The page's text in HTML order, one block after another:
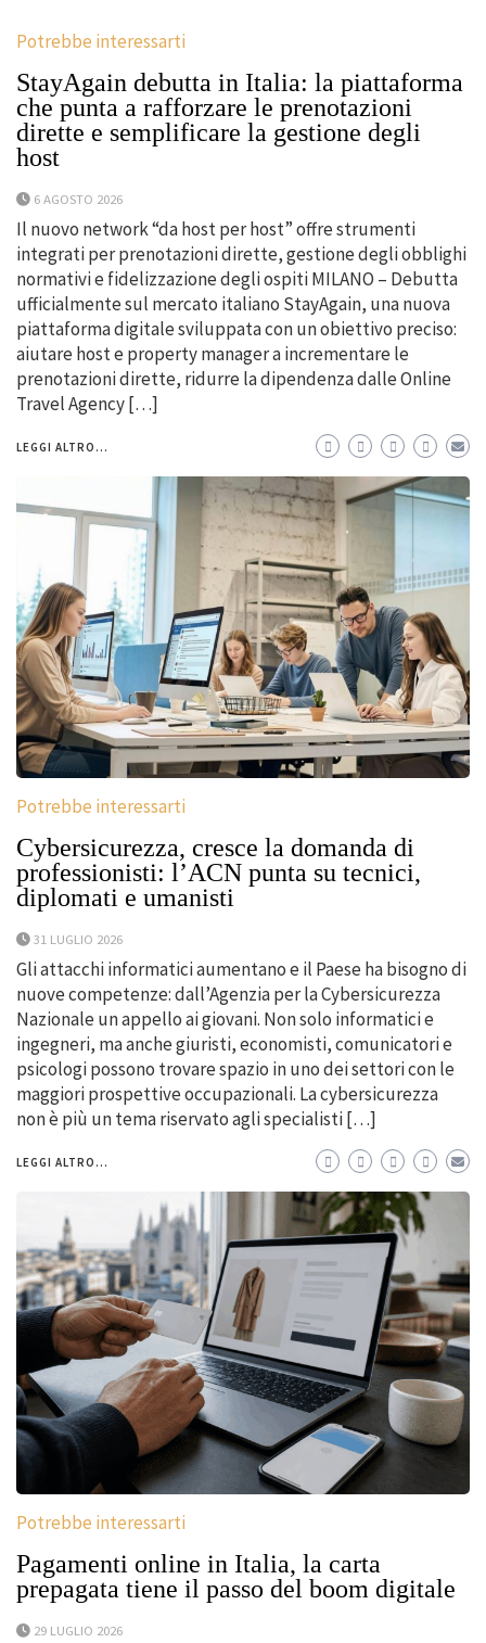
Potrebbe interessarti
StayAgain debutta in Italia: la piattaforma
che punta a rafforzare le prenotazioni
dirette e semplificare la gestione degli
host
6 AGOSTO 2026
Il nuovo network “da host per host” offre strumenti
integrati per prenotazioni dirette, gestione degli obblighi
normativi e fidelizzazione degli ospiti MILANO – Debutta
ufficialmente sul mercato italiano StayAgain, una nuova
piattaforma digitale sviluppata con un obiettivo preciso:
aiutare host e property manager a incrementare le
prenotazioni dirette, ridurre la dipendenza dalle Online
Travel Agency […]
LEGGI ALTRO...
Potrebbe interessarti
Cybersicurezza, cresce la domanda di
professionisti: l’ACN punta su tecnici,
diplomati e umanisti
31 LUGLIO 2026
Gli attacchi informatici aumentano e il Paese ha bisogno di
nuove competenze: dall’Agenzia per la Cybersicurezza
Nazionale un appello ai giovani. Non solo informatici e
ingegneri, ma anche giuristi, economisti, comunicatori e
psicologi possono trovare spazio in uno dei settori con le
maggiori prospettive occupazionali. La cybersicurezza
non è più un tema riservato agli specialisti […]
LEGGI ALTRO...
Potrebbe interessarti
Pagamenti online in Italia, la carta
prepagata tiene il passo del boom digitale
29 LUGLIO 2026